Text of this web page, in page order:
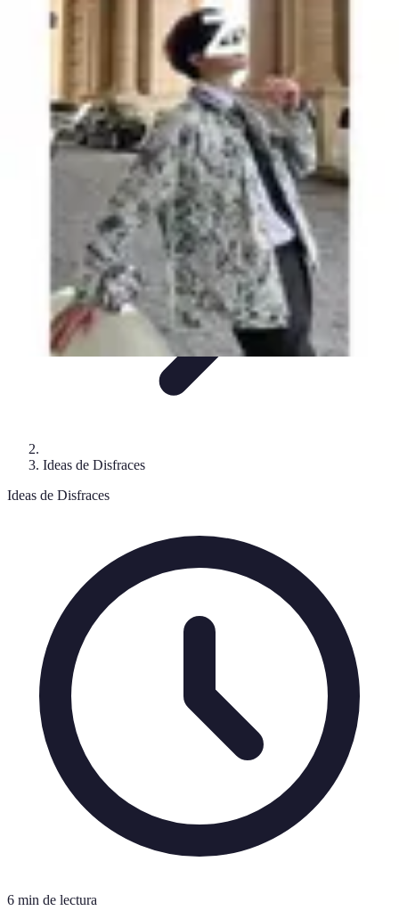
Disfraces Halloween
Listas y Consejos
Tendencias ComparativosDisfraces Clásicos
Disfraces Halloween
Ideas de Disfraces
Ideas de Disfraces
6 min de lectura